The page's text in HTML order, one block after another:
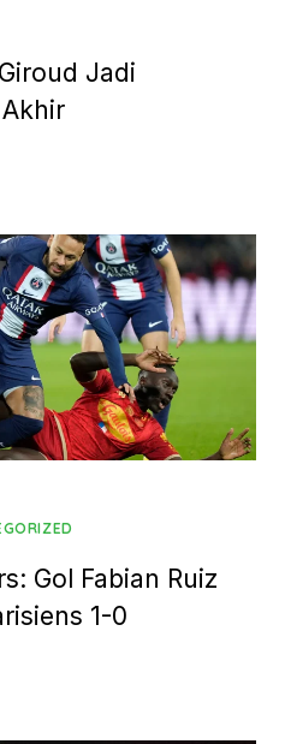
Jadi
Gol Fabian Ruiz
1-0